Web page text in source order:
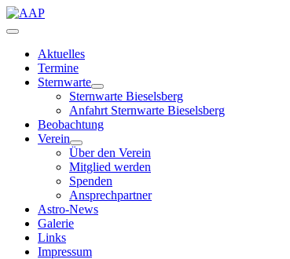
Aktuelles
Termine
Sternwarte
Sternwarte Bieselsberg
Anfahrt Sternwarte Bieselsberg
Beobachtung
Verein
Über den Verein
Mitglied werden
Spenden
Ansprechpartner
Astro-News
Galerie
Links
Impressum